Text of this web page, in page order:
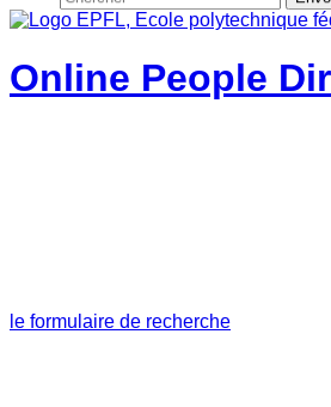
Online People
le formulaire de recherche